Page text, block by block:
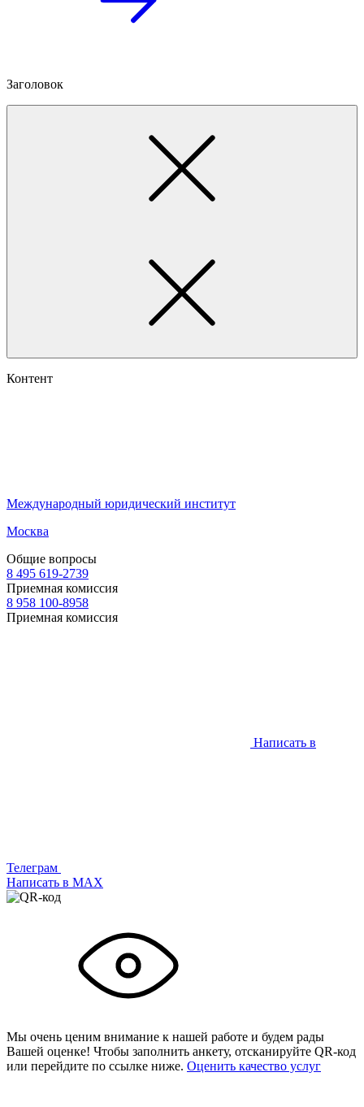
Заголовок
Контент
Международный юридический институт
Москва
Общие вопросы
8 495 619-2739
Приемная комиссия
8 958 100-8958
Приемная комиссия
Написать в
Телеграм
Написать в МАХ
Мы очень ценим внимание к нашей работе и будем рады
Вашей оценке! Чтобы заполнить анкету, отсканируйте QR-код
или перейдите по ссылке ниже. Оценить качество услуг